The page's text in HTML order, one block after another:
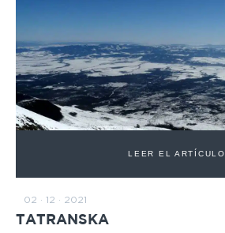
LEER EL ARTÍCULO
02 · 12 · 2021
TATRANSKA